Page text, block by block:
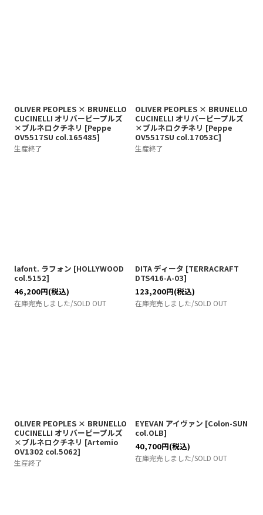
OLIVER PEOPLES × BRUNELLO
CUCINELLI オリバーピープルズ
×ブルネロクチネリ [Peppe
OV5517SU col.165485]
生産終了
OLIVER PEOPLES × BRUNELLO
CUCINELLI オリバーピープルズ
×ブルネロクチネリ [Peppe
OV5517SU col.17053C]
生産終了
lafont. ラフォン [HOLLYWOOD
col.5152]
46,200円(税込)
在庫完売しました/SOLD OUT
DITA ディータ [TERRACRAFT
DTS416-A-03]
123,200円(税込)
在庫完売しました/SOLD OUT
OLIVER PEOPLES × BRUNELLO
CUCINELLI オリバーピープルズ
×ブルネロクチネリ [Artemio
OV1302 col.5062]
生産終了
EYEVAN アイヴァン [Colon-SUN
col.OLB]
40,700円(税込)
在庫完売しました/SOLD OUT